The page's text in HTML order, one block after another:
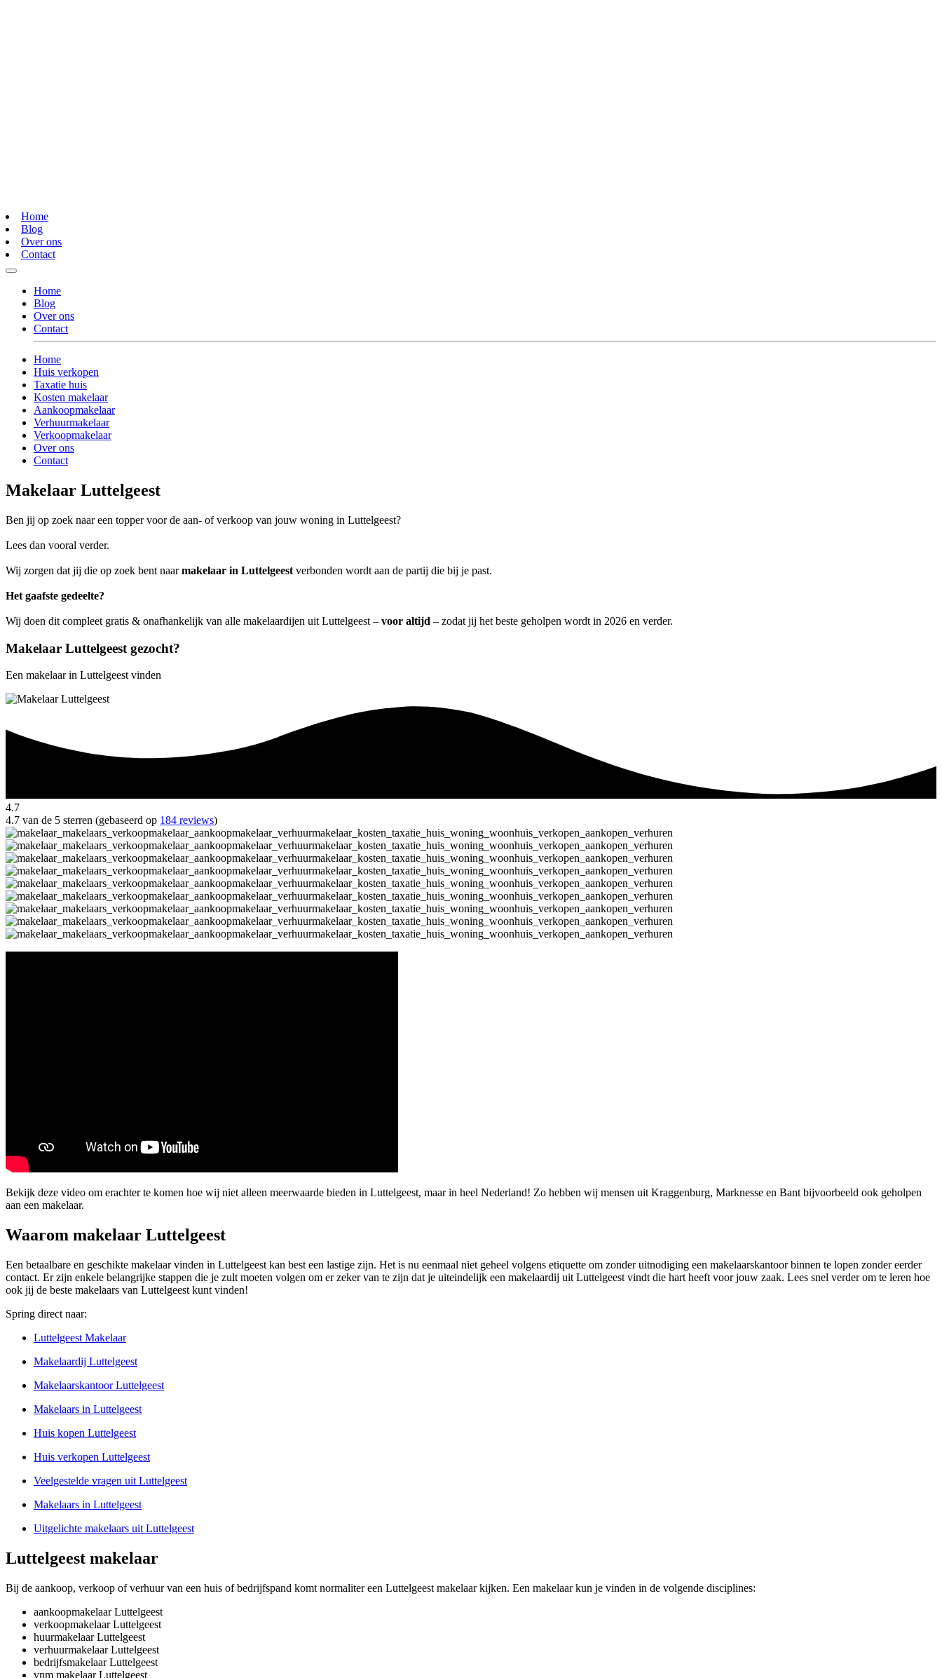
Home
Blog
Over ons
Contact
Home
Blog
Over ons
Contact
Home
Huis verkopen
Taxatie huis
Kosten makelaar
Aankoopmakelaar
Verhuurmakelaar
Verkoopmakelaar
Over ons
Contact
Makelaar Luttelgeest
Ben jij op zoek naar een topper voor de aan- of verkoop van jouw woning in Luttelgeest?
Lees dan vooral verder.
Wij zorgen dat jij die op zoek bent naarmakelaar in Luttelgeest verbonden wordt aan de partij die bij je past.
Het gaafste gedeelte?
Wij doen dit compleet gratis & onafhankelijk van alle makelaardijen uit Luttelgeest – voor altijd – zodat jij het beste geholpen wordt in 2026 en verder.
Makelaar Luttelgeest gezocht?
Een makelaar in Luttelgeest vinden
4.7
4.7 van de 5 sterren (gebaseerd op 184 reviews)
Bekijk deze video om erachter te komen hoe wij niet alleen meerwaarde bieden in Luttelgeest, maar in heel Nederland! Zo hebben wij mensen uit Kraggenburg, Marknesse en Bant bijvoorbeeld ook geholpen
aan een makelaar.
Waarom makelaar Luttelgeest
Een betaalbare en geschikte makelaar vinden in Luttelgeest kan best een lastige zijn. Het is nu eenmaal niet geheel volgens etiquette om zonder uitnodiging een makelaarskantoor binnen te lopen zonder eerder
contact. Er zijn enkele belangrijke stappen die je zult moeten volgen om er zeker van te zijn dat je uiteindelijk een makelaardij uit Luttelgeest vindt die hart heeft voor jouw zaak. Lees snel verder om te leren hoe
ook jij de beste makelaars van Luttelgeest kunt vinden!
Spring direct naar:
Luttelgeest Makelaar
Makelaardij Luttelgeest
Makelaarskantoor Luttelgeest
Makelaars in Luttelgeest
Huis kopen Luttelgeest
Huis verkopen Luttelgeest
Veelgestelde vragen uit Luttelgeest
Makelaars in Luttelgeest
Uitgelichte makelaars uit Luttelgeest
Luttelgeest makelaar
Bij de aankoop, verkoop of verhuur van een huis of bedrijfspand komt normaliter een Luttelgeest makelaar kijken. Een makelaar kun je vinden in de volgende disciplines:
aankoopmakelaar Luttelgeest
verkoopmakelaar Luttelgeest
huurmakelaar Luttelgeest
verhuurmakelaar Luttelgeest
bedrijfsmakelaar Luttelgeest
vnm makelaar Luttelgeest